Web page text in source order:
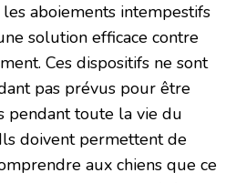
aboiements intempestifs
solution efficace contre
Ces dispositifs ne sont
pas prévus pour être
pendant toute la vie du
doivent permettent de
aux chiens que ce